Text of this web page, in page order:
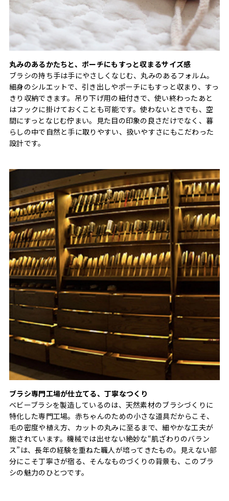
丸みのあるかたちと、ポーチにもすっと収まるサイズ感
ブラシの持ち手は手にやさしくなじむ、丸みのあるフォルム。
細身のシルエットで、引き出しやポーチにもすっと収まり、すっ
きり収納できます。吊り下げ用の紐付きで、使い終わったあと
はフックに掛けておくことも可能です。使わないときでも、空
間にすっとなじむ佇まい。見た目の印象の良さだけでなく、暮
らしの中で自然と手に取りやすい、扱いやすさにもこだわった
設計です。
ブラシ専門工場が仕立てる、丁寧なつくり
ベビーブラシを製造しているのは、天然素材のブラシづくりに
特化した専門工場。赤ちゃんのための小さな道具だからこそ、
毛の密度や植え方、カットの丸みに至るまで、細やかな工夫が
施されています。機械では出せない絶妙な“肌ざわりのバラン
ス”は、長年の経験を重ねた職人が培ってきたもの。見えない部
分にこそ丁寧さが宿る、そんなものづくりの背景も、このブラ
シの魅力のひとつです。